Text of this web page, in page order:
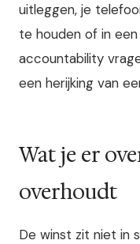
uitleggen, je
te houden of in
accountability
een herijking van
Wat je er
overhoudt
De winst zit niet in